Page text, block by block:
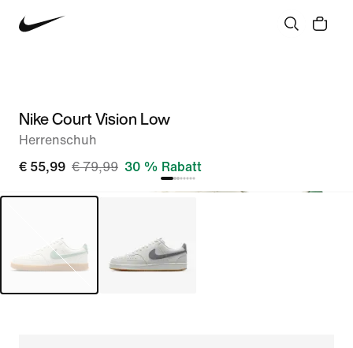
Nike Court Vision Low
Herrenschuh
€ 55,99 € 79,99 30 % Rabatt